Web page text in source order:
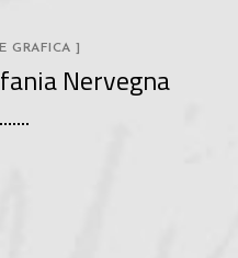
GRAFICA ]
Nervegna